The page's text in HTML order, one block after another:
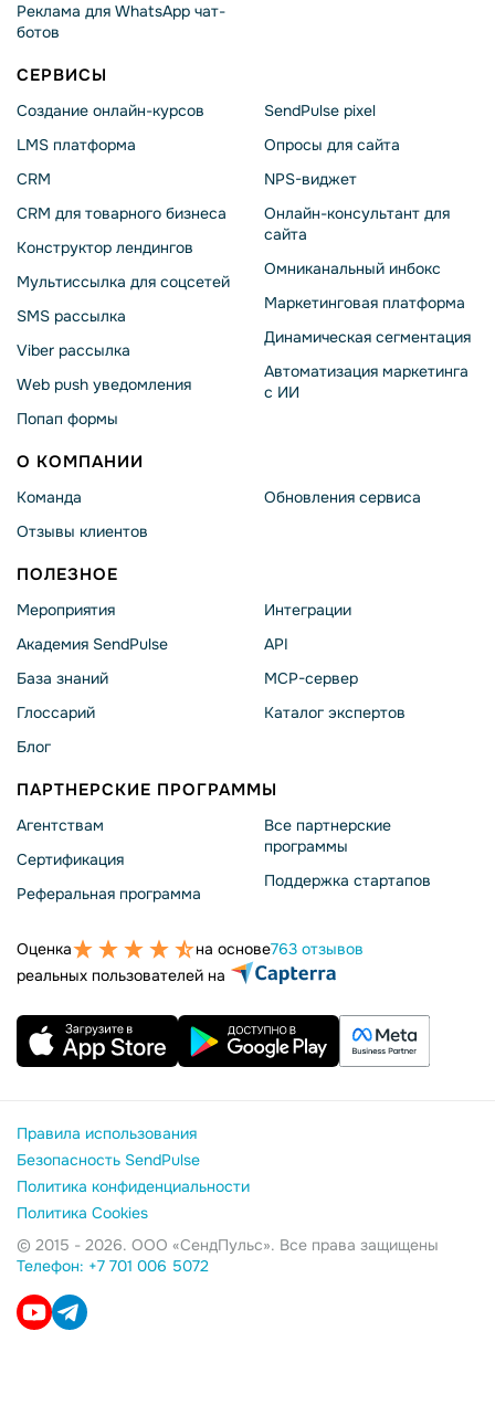
Реклама для WhatsApp чат-
ботов
СЕРВИСЫ
Создание онлайн-курсов
LMS платформа
CRM
CRM для товарного бизнеса
Конструктор лендингов
Мультиссылка для соцсетей
SMS рассылка
Viber рассылка
Web push уведомления
Попап формы
SendPulse pixel
Опросы для сайта
NPS-виджет
Онлайн-консультант для
сайта
Омниканальный инбокс
Маркетинговая платформа
Динамическая сегментация
Автоматизация маркетинга
с ИИ
О КОМПАНИИ
Команда
Отзывы клиентов
Обновления сервиса
ПОЛЕЗНОЕ
Мероприятия
Академия SendPulse
База знаний
Глоссарий
Блог
Интеграции
API
MCP-сервер
Каталог экспертов
ПАРТНЕРСКИЕ ПРОГРАММЫ
Агентствам
Сертификация
Реферальная программа
Все партнерские
программы
Поддержка стартапов
Оценка на основе763 отзывов
реальных пользователей на
Правила использования
Безопасность SendPulse
Политика конфиденциальности
Политика Cookies
© 2015 - 2026. ООО «СендПульс». Все права защищены
Телефон: +7 701 006 5072